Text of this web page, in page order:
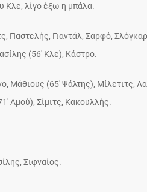
Κλε, λίγο έξω η μπάλα.
Παστελής, Γιαντάλ, Σαρφό,
(56′ Κλε), Κάστρο.
Μάθιους (65′ Ψάλτης), Μίλετιτς,
Αμού), Σίμιτς, Κακουλλής.
Σιφναίος.